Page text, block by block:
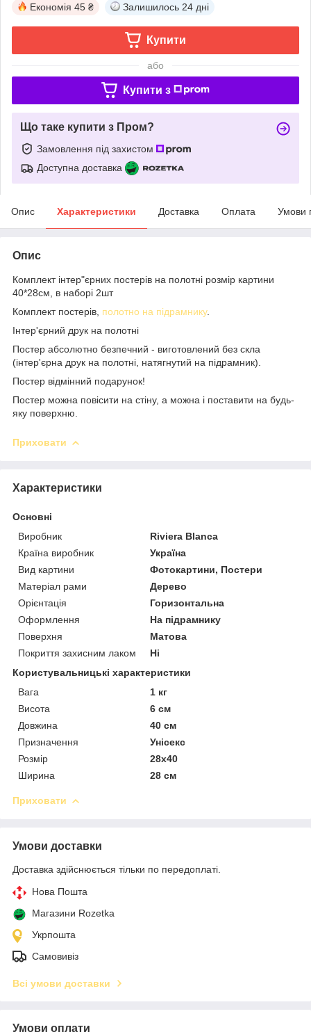
Економія 45 ₴ Залишилось 24 дні
Купити
або
Купити з
Що таке купити з Пром?
Замовлення під захистом
Доступна доставка
Опис Характеристики Доставка Оплата Умови
Опис
Комплект інтер"єрних постерів на полотні розмір картини
40*28см, в наборі 2шт
Комплект постерів, полотно на підрамнику.
Інтер'єрний друк на полотні
Постер абсолютно безпечний - виготовлений без скла
(інтер'єрна друк на полотні, натягнутий на підрамник).
Постер відмінний подарунок!
Постер можна повісити на стіну, а можна і поставити на будь-
яку поверхню.
Приховати
Характеристики
Основні
Виробник
Riviera Blanca
Країна виробник
Україна
Вид картини
Фотокартини, Постери
Матеріал рами
Дерево
Орієнтація
Горизонтальна
Оформлення
На підрамнику
Поверхня
Матова
Покриття захисним лаком
Ні
Користувальницькі характеристики
Вага
1 кг
Висота
6 см
Довжина
40 см
Призначення
Унісекс
Розмір
28х40
Ширина
28 см
Приховати
Умови доставки
Доставка здійснюється тільки по передоплаті.
Нова Пошта
Магазини Rozetka
Укрпошта
Самовивіз
Всі умови доставки
Умови оплати